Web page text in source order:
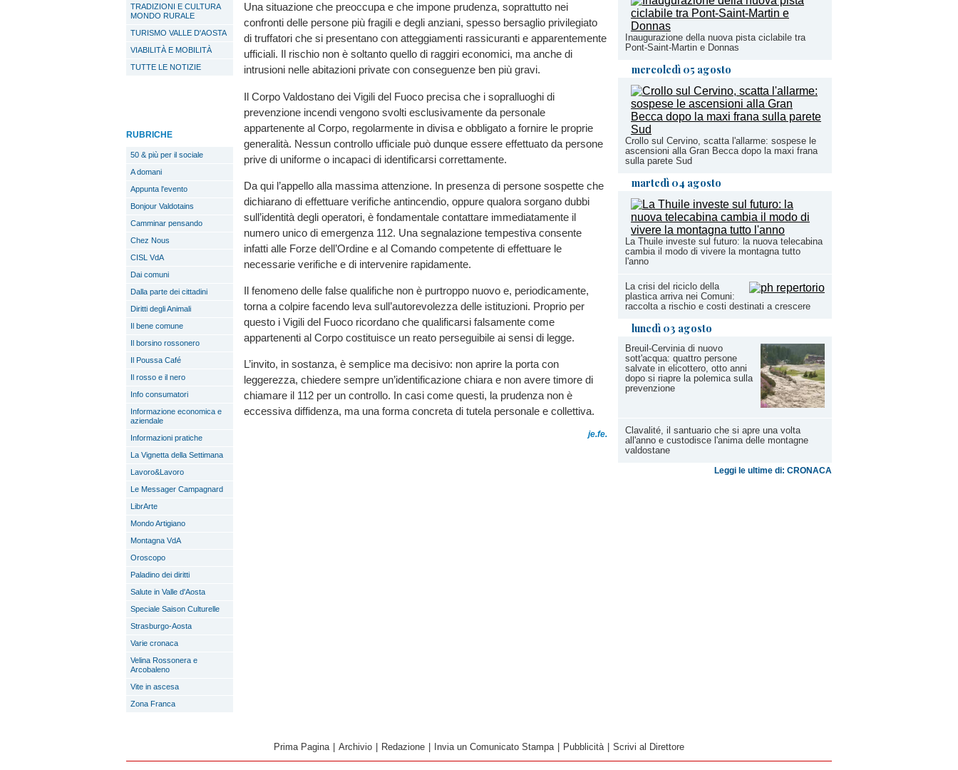
Inaugurazione della nuova pista ciclabile tra
Pont-Saint-Martin e Donnas
mercoledì 05 agosto
Crollo sul Cervino, scatta l'allarme: sospese le
ascensioni alla Gran Becca dopo la maxi frana
sulla parete Sud
martedì 04 agosto
La Thuile investe sul futuro: la nuova telecabina
cambia il modo di vivere la montagna tutto
l'anno
La crisi del riciclo della
plastica arriva nei Comuni:
raccolta a rischio e costi destinati a crescere
lunedì 03 agosto
Breuil-Cervinia di nuovo
sott'acqua: quattro persone
salvate in elicottero, otto anni
dopo si riapre la polemica sulla
prevenzione
Clavalité, il santuario che si apre una volta
all'anno e custodisce l'anima delle montagne
valdostane
Leggi le ultime di: CRONACA
TRADIZIONI E CULTURA
MONDO RURALE
TURISMO VALLE D'AOSTA
VIABILITÀ E MOBILITÀ
TUTTE LE NOTIZIE
RUBRICHE
50 & più per il sociale
A domani
Appunta l'evento
Bonjour Valdotains
Camminar pensando
Chez Nous
CISL VdA
Dai comuni
Dalla parte dei cittadini
Diritti degli Animali
Il bene comune
Il borsino rossonero
Il Poussa Café
Il rosso e il nero
Info consumatori
Informazione economica e
aziendale
Informazioni pratiche
La Vignetta della Settimana
Lavoro&Lavoro
Le Messager Campagnard
LibrArte
Mondo Artigiano
Montagna VdA
Oroscopo
Paladino dei diritti
Salute in Valle d'Aosta
Speciale Saison Culturelle
Strasburgo-Aosta
Varie cronaca
Velina Rossonera e
Arcobaleno
Vite in ascesa
Zona Franca
Una situazione che preoccupa e che impone prudenza, soprattutto nei
confronti delle persone più fragili e degli anziani, spesso bersaglio privilegiato
di truffatori che si presentano con atteggiamenti rassicuranti e apparentemente
ufficiali. Il rischio non è soltanto quello di raggiri economici, ma anche di
intrusioni nelle abitazioni private con conseguenze ben più gravi.
Il Corpo Valdostano dei Vigili del Fuoco precisa che i sopralluoghi di
prevenzione incendi vengono svolti esclusivamente da personale
appartenente al Corpo, regolarmente in divisa e obbligato a fornire le proprie
generalità. Nessun controllo ufficiale può dunque essere effettuato da persone
prive di uniforme o incapaci di identificarsi correttamente.
Da qui l’appello alla massima attenzione. In presenza di persone sospette che
dichiarano di effettuare verifiche antincendio, oppure qualora sorgano dubbi
sull’identità degli operatori, è fondamentale contattare immediatamente il
numero unico di emergenza 112. Una segnalazione tempestiva consente
infatti alle Forze dell’Ordine e al Comando competente di effettuare le
necessarie verifiche e di intervenire rapidamente.
Il fenomeno delle false qualifiche non è purtroppo nuovo e, periodicamente,
torna a colpire facendo leva sull’autorevolezza delle istituzioni. Proprio per
questo i Vigili del Fuoco ricordano che qualificarsi falsamente come
appartenenti al Corpo costituisce un reato perseguibile ai sensi di legge.
L’invito, in sostanza, è semplice ma decisivo: non aprire la porta con
leggerezza, chiedere sempre un’identificazione chiara e non avere timore di
chiamare il 112 per un controllo. In casi come questi, la prudenza non è
eccessiva diffidenza, ma una forma concreta di tutela personale e collettiva.
je.fe.
Prima Pagina Archivio Redazione Invia un Comunicato Stampa Pubblicità Scrivi al Direttore